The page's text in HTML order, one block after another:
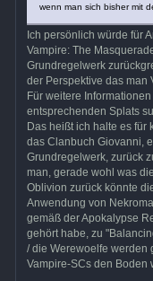
wenn man sich bisher mit
Ich persönlich würde für
Vampire: The
Grundregelwerk
der Perspektive das man
Für weitere
entsprechenden Splats
Das heißt ich halte es für
das Clanbuch Giovanni,
Grundregelwerk, zurück
man, gerade wohl was
Oblivion zurück könnte
Anwendung von
gemäß der Apokalypse
gehört habe, zu
/ die Werewoelfe werden
Vampire-SCs den Boden